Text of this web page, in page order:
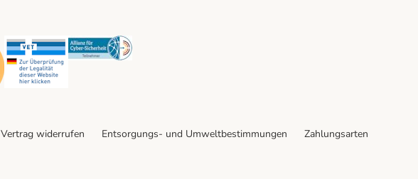
Security Security Security
Vertrag widerrufen Entsorgungs- und Umweltbestimmungen
Zahlungsarten